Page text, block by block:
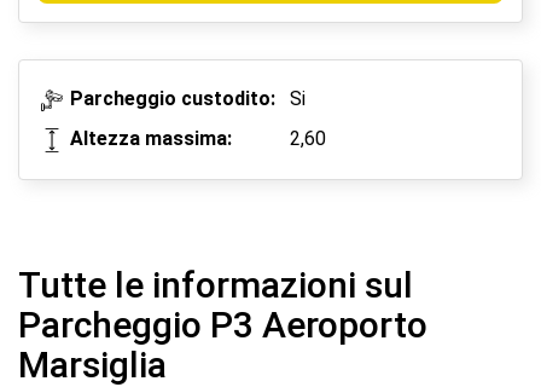
Parcheggio custodito:
Si
Altezza massima:
2,60
Tutte le informazioni sul
Parcheggio P3 Aeroporto
Marsiglia